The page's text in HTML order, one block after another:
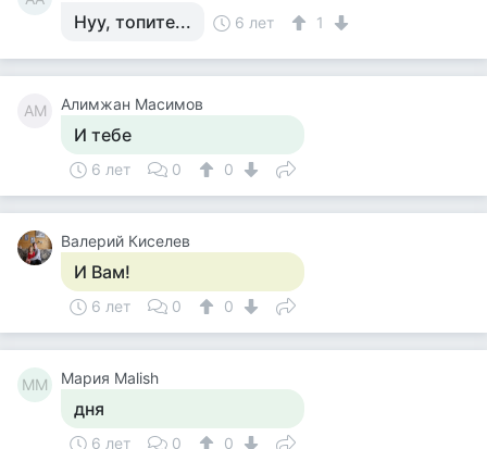
Нуу, топите... 6 лет 1
АМ Алимжан Масимов
И тебе
6 лет 0 0
Валерий Киселев
И Вам!
6 лет 0 0
МM Мария Malish
дня
6 лет 0 0